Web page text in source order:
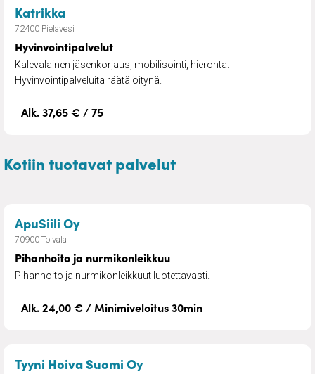
Katrikka– Hyvinvointipalvelut
72400 Pielavesi
Hyvinvointipalvelut
Kalevalainen jäsenkorjaus, mobilisointi, hieronta.
Hyvinvointipalveluita räätälöitynä.
Alk. 37,65 € / 75
Kotiin tuotavat palvelut
ApuSiili Oy– Pihanhoito ja nurmikonleikkuu
70900 Toivala
Pihanhoito ja nurmikonleikkuu
Pihanhoito ja nurmikonleikkuut luotettavasti.
Alk. 24,00 € / Minimiveloitus 30min
Tyyni Hoiva Suomi Oy– Arjen apu